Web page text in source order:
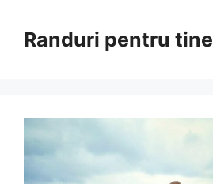
conținutRanduri pentru tine